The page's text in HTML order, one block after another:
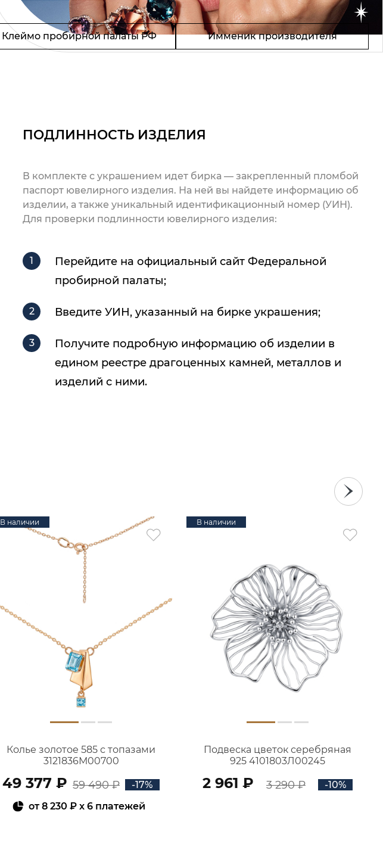
Клеймо пробирной палаты РФ Имменик производителя
ПОДЛИННОСТЬ ИЗДЕЛИЯ
В комплекте с украшением идет бирка — закрепленный пломбой
паспорт ювелирного изделия. На ней вы найдете информацию об
изделии, а также уникальный идентификационный номер (УИН).
Для проверки подлинности ювелирного изделия:
Перейдите на официальный сайт Федеральной
пробирной палаты;
Введите УИН, указанный на бирке украшения;
Получите подробную информацию об изделии в
едином реестре драгоценных камней, металлов и
изделий с ними.
В наличии
Колье золотое 585 с топазами
3121836М00700
49 377 ₽ 59 490 ₽
-17%
от8 230 ₽x 6 платежей
В наличии
Подвеска цветок серебряная
925 4101803Л00245
2 961 ₽ 3 290 ₽ -10%